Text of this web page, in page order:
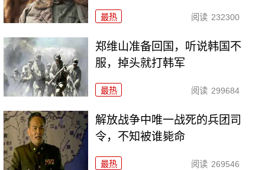
最热 阅读 232300
郑维山准备回国，听说韩国不
服，掉头就打韩军
最热 阅读 299684
解放战争中唯一战死的兵团司
令，不知被谁毙命
最热 阅读 269546